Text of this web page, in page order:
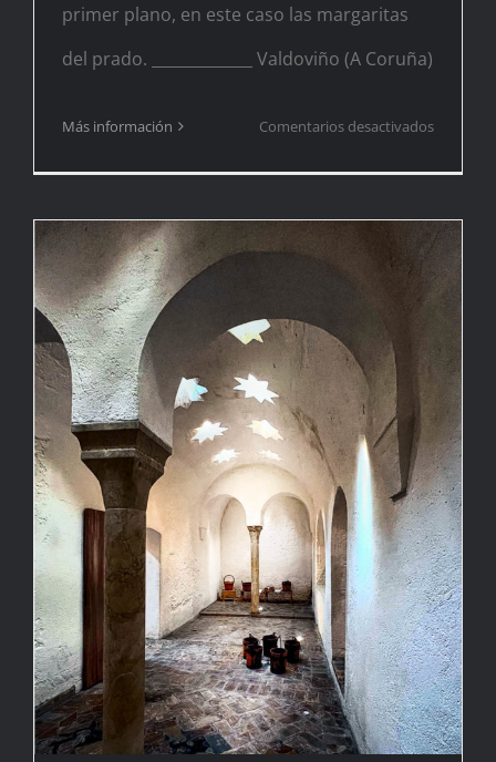
primer plano, en este caso las margaritas
del prado. _____________ Valdoviño (A Coruña)
Más información Comentarios desactivadosen
Festifoto 2022